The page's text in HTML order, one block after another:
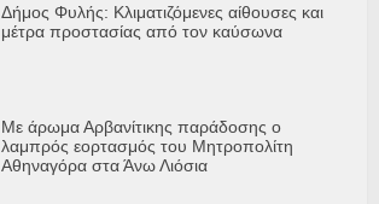
Δήμος Φυλής: Κλιματιζόμενες αίθουσες και
μέτρα προστασίας από τον καύσωνα
Με άρωμα Αρβανίτικης παράδοσης ο
λαμπρός εορτασμός του Μητροπολίτη
Αθηναγόρα στα Άνω Λιόσια